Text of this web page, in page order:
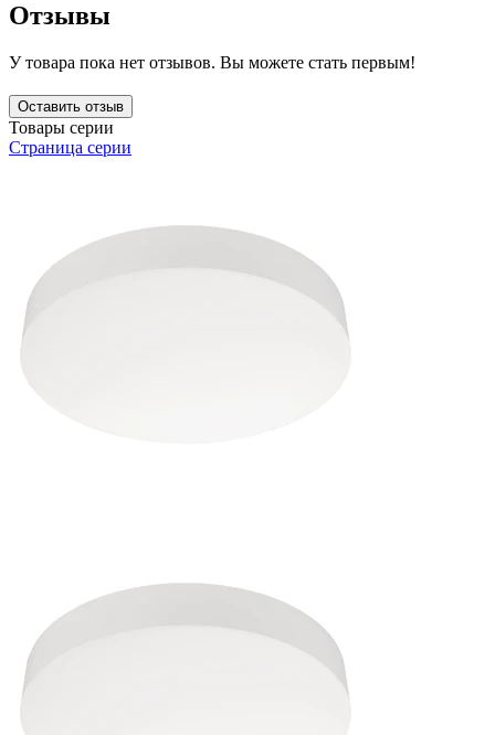
Отзывы
У товара пока нет отзывов. Вы можете стать первым!
Оставить отзыв
Товары серии
Страница серии